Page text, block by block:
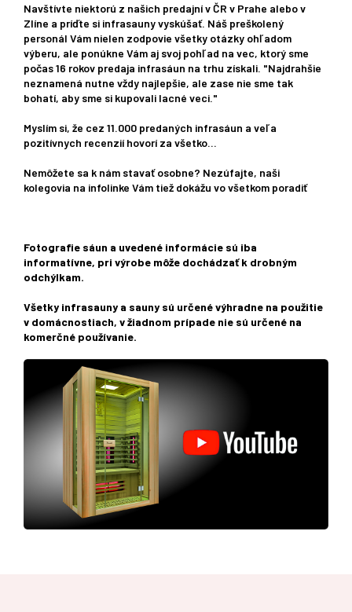
Navštívte niektorú z našich predajní v ČR v Prahe alebo v
Zlíne a príďte si infrasauny vyskúšať. Náš preškolený
personál Vám nielen zodpovie všetky otázky ohľadom
výberu, ale ponúkne Vám aj svoj pohľad na vec, ktorý sme
počas 16 rokov predaja infrasáun na trhu získali. "Najdrahšie
neznamená nutne vždy najlepšie, ale zase nie sme tak
bohatí, aby sme si kupovali lacné veci."
Myslím si, že cez 11.000 predaných infrasáun a veľa
pozitívnych recenzií hovorí za všetko...
Nemôžete sa k nám stavať osobne? Nezúfajte, naši
kolegovia na infolinke Vám tiež dokážu vo všetkom poradiť
Fotografie sáun a uvedené informácie sú iba
informatívne, pri výrobe môže dochádzať k drobným
odchýlkam.
Všetky infrasauny a sauny sú určené výhradne na použitie
v domácnostiach, v žiadnom prípade nie sú určené na
komerčné používanie.